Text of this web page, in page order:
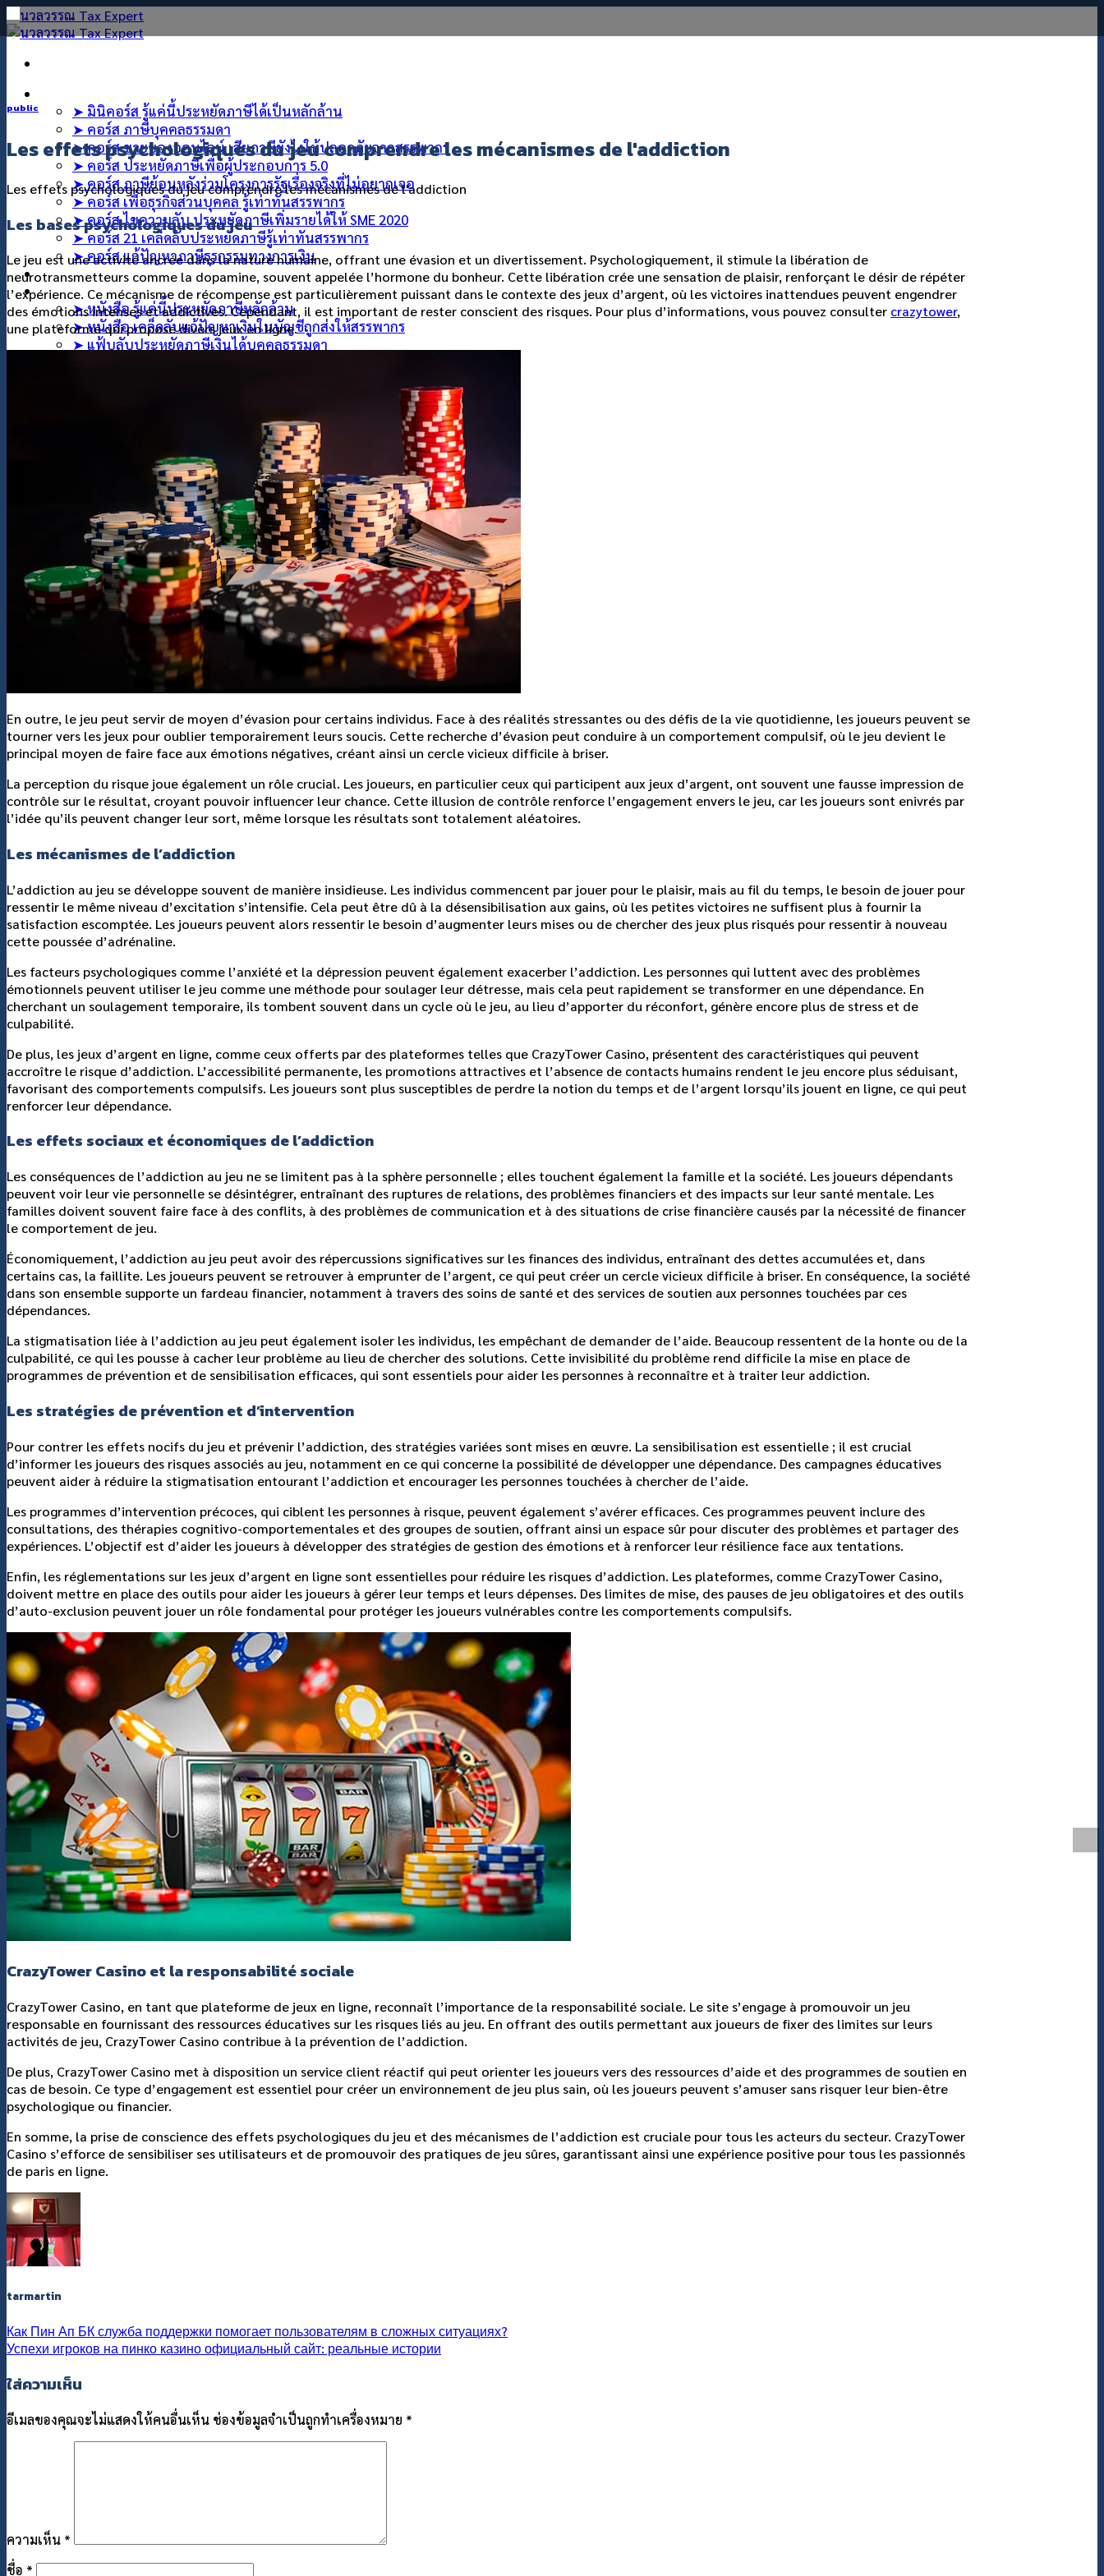
➤ มินิคอร์ส รู้แค่นี้ประหยัดภาษีได้เป็นหลักล้าน
➤ คอร์ส ภาษีบุคคลธรรมดา
➤ คอร์ส ขายของออนไลน์ เสียภาษียังไงให้ปลอดภัยจากสรรพากร
➤ คอร์ส ประหยัดภาษีเพื่อผู้ประกอบการ 5.0
➤ คอร์ส ภาษีย้อนหลังร่วมโครงการรัฐเรื่องจริงที่ไม่อยากเจอ
➤ คอร์ส เพื่อธุรกิจส่วนบุคคล รู้เท่าทันสรรพากร
➤ คอร์ส ไขความลับ ประหยัดภาษีเพิ่มรายได้ให้ SME 2020
➤ คอร์ส 21 เคล็ดลับประหยัดภาษีรู้เท่าทันสรรพากร
➤ คอร์ส แก้ปัญหาภาษีธุรกรรมทางการเงิน
คอร์สที่ปรึกษา
สินค้า
➤ หนังสือ รู้แค่นี้ประหยัดภาษีหลักล้าน
➤ หนังสือ เคล็ดลับแก้ปัญหาเงินในบัญชีถูกส่งให้สรรพากร
➤ แฟ้บลับประหยัดภาษีเงินได้บุคคลธรรมดา
public
Les effets psychologiques du jeu comprendre les mécanismes de l'addiction
Les effets psychologiques du jeu comprendre les mécanismes de l'addiction
Les bases psychologiques du jeu
Le jeu est une activité ancrée dans la nature humaine, offrant une évasion et un divertissement. Psychologiquement, il stimule la libération de
neurotransmetteurs comme la dopamine, souvent appelée l’hormone du bonheur. Cette libération crée une sensation de plaisir, renforçant le désir de répéter
l’expérience. Ce mécanisme de récompense est particulièrement puissant dans le contexte des jeux d’argent, où les victoires inattendues peuvent engendrer
des émotions intenses et addictives. Cependant, il est important de rester conscient des risques. Pour plus d’informations, vous pouvez consulter crazytower,
une plateforme qui propose divers jeux en ligne.
En outre, le jeu peut servir de moyen d’évasion pour certains individus. Face à des réalités stressantes ou des défis de la vie quotidienne, les joueurs peuvent se
tourner vers les jeux pour oublier temporairement leurs soucis. Cette recherche d’évasion peut conduire à un comportement compulsif, où le jeu devient le
principal moyen de faire face aux émotions négatives, créant ainsi un cercle vicieux difficile à briser.
La perception du risque joue également un rôle crucial. Les joueurs, en particulier ceux qui participent aux jeux d’argent, ont souvent une fausse impression de
contrôle sur le résultat, croyant pouvoir influencer leur chance. Cette illusion de contrôle renforce l’engagement envers le jeu, car les joueurs sont enivrés par
l’idée qu’ils peuvent changer leur sort, même lorsque les résultats sont totalement aléatoires.
Les mécanismes de l’addiction
L’addiction au jeu se développe souvent de manière insidieuse. Les individus commencent par jouer pour le plaisir, mais au fil du temps, le besoin de jouer pour
ressentir le même niveau d’excitation s’intensifie. Cela peut être dû à la désensibilisation aux gains, où les petites victoires ne suffisent plus à fournir la
satisfaction escomptée. Les joueurs peuvent alors ressentir le besoin d’augmenter leurs mises ou de chercher des jeux plus risqués pour ressentir à nouveau
cette poussée d’adrénaline.
Les facteurs psychologiques comme l’anxiété et la dépression peuvent également exacerber l’addiction. Les personnes qui luttent avec des problèmes
émotionnels peuvent utiliser le jeu comme une méthode pour soulager leur détresse, mais cela peut rapidement se transformer en une dépendance. En
cherchant un soulagement temporaire, ils tombent souvent dans un cycle où le jeu, au lieu d’apporter du réconfort, génère encore plus de stress et de
culpabilité.
De plus, les jeux d’argent en ligne, comme ceux offerts par des plateformes telles que CrazyTower Casino, présentent des caractéristiques qui peuvent
accroître le risque d’addiction. L’accessibilité permanente, les promotions attractives et l’absence de contacts humains rendent le jeu encore plus séduisant,
favorisant des comportements compulsifs. Les joueurs sont plus susceptibles de perdre la notion du temps et de l’argent lorsqu’ils jouent en ligne, ce qui peut
renforcer leur dépendance.
Les effets sociaux et économiques de l’addiction
Les conséquences de l’addiction au jeu ne se limitent pas à la sphère personnelle ; elles touchent également la famille et la société. Les joueurs dépendants
peuvent voir leur vie personnelle se désintégrer, entraînant des ruptures de relations, des problèmes financiers et des impacts sur leur santé mentale. Les
familles doivent souvent faire face à des conflits, à des problèmes de communication et à des situations de crise financière causés par la nécessité de financer
le comportement de jeu.
Économiquement, l’addiction au jeu peut avoir des répercussions significatives sur les finances des individus, entraînant des dettes accumulées et, dans
certains cas, la faillite. Les joueurs peuvent se retrouver à emprunter de l’argent, ce qui peut créer un cercle vicieux difficile à briser. En conséquence, la société
dans son ensemble supporte un fardeau financier, notamment à travers des soins de santé et des services de soutien aux personnes touchées par ces
dépendances.
La stigmatisation liée à l’addiction au jeu peut également isoler les individus, les empêchant de demander de l’aide. Beaucoup ressentent de la honte ou de la
culpabilité, ce qui les pousse à cacher leur problème au lieu de chercher des solutions. Cette invisibilité du problème rend difficile la mise en place de
programmes de prévention et de sensibilisation efficaces, qui sont essentiels pour aider les personnes à reconnaître et à traiter leur addiction.
Les stratégies de prévention et d’intervention
Pour contrer les effets nocifs du jeu et prévenir l’addiction, des stratégies variées sont mises en œuvre. La sensibilisation est essentielle ; il est crucial
d’informer les joueurs des risques associés au jeu, notamment en ce qui concerne la possibilité de développer une dépendance. Des campagnes éducatives
peuvent aider à réduire la stigmatisation entourant l’addiction et encourager les personnes touchées à chercher de l’aide.
Les programmes d’intervention précoces, qui ciblent les personnes à risque, peuvent également s’avérer efficaces. Ces programmes peuvent inclure des
consultations, des thérapies cognitivo-comportementales et des groupes de soutien, offrant ainsi un espace sûr pour discuter des problèmes et partager des
expériences. L’objectif est d’aider les joueurs à développer des stratégies de gestion des émotions et à renforcer leur résilience face aux tentations.
Enfin, les réglementations sur les jeux d’argent en ligne sont essentielles pour réduire les risques d’addiction. Les plateformes, comme CrazyTower Casino,
doivent mettre en place des outils pour aider les joueurs à gérer leur temps et leurs dépenses. Des limites de mise, des pauses de jeu obligatoires et des outils
d’auto-exclusion peuvent jouer un rôle fondamental pour protéger les joueurs vulnérables contre les comportements compulsifs.
CrazyTower Casino et la responsabilité sociale
CrazyTower Casino, en tant que plateforme de jeux en ligne, reconnaît l’importance de la responsabilité sociale. Le site s’engage à promouvoir un jeu
responsable en fournissant des ressources éducatives sur les risques liés au jeu. En offrant des outils permettant aux joueurs de fixer des limites sur leurs
activités de jeu, CrazyTower Casino contribue à la prévention de l’addiction.
De plus, CrazyTower Casino met à disposition un service client réactif qui peut orienter les joueurs vers des ressources d’aide et des programmes de soutien en
cas de besoin. Ce type d’engagement est essentiel pour créer un environnement de jeu plus sain, où les joueurs peuvent s’amuser sans risquer leur bien-être
psychologique ou financier.
En somme, la prise de conscience des effets psychologiques du jeu et des mécanismes de l’addiction est cruciale pour tous les acteurs du secteur. CrazyTower
Casino s’efforce de sensibiliser ses utilisateurs et de promouvoir des pratiques de jeu sûres, garantissant ainsi une expérience positive pour tous les passionnés
de paris en ligne.
tarmartin
Как Пин Ап БК служба поддержки помогает пользователям в сложных ситуациях?
Успехи игроков на пинко казино официальный сайт: реальные истории
ใส่ความเห็น
อีเมลของคุณจะไม่แสดงให้คนอื่นเห็น ช่องข้อมูลจำเป็นถูกทำเครื่องหมาย *
ความเห็น *
ชื่อ *